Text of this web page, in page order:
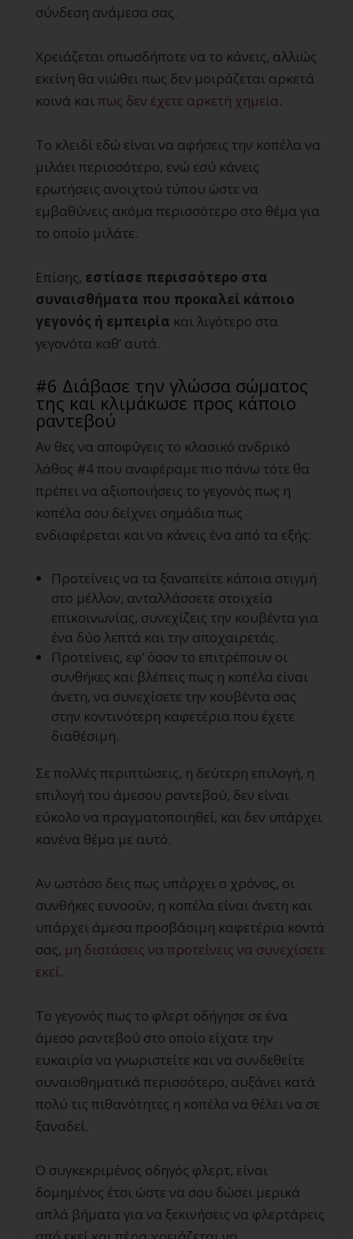
σύνδεση ανάμεσα σας.
Χρειάζεται οπωσδήποτε να το κάνεις, αλλιώς
εκείνη θα νιώθει πως δεν μοιράζεται αρκετά
κοινά καιπως δεν έχετε αρκετή χημεία.
Το κλειδί εδώ είναι να αφήσεις την κοπέλα να
μιλάει περισσότερο, ενώ εσύ κάνεις
ερωτήσεις ανοιχτού τύπου ώστε να
εμβαθύνεις ακόμα περισσότερο στο θέμα για
το οποίο μιλάτε.
Επίσης, εστίασε περισσότερο στα
συναισθήματα που προκαλεί κάποιο
γεγονός ή εμπειρία και λιγότερο στα
γεγονότα καθ’ αυτά.
#6 Διάβασε την γλώσσα σώματος
της και κλιμάκωσε προς κάποιο
ραντεβού
Αν θες να αποφύγεις το κλασικό ανδρικό
λάθος #4 που αναφέραμε πιο πάνω τότε θα
πρέπει να αξιοποιήσεις το γεγονός πως η
κοπέλα σου δείχνει σημάδια πως
ενδιαφέρεται και να κάνεις ένα από τα εξής:
Προτείνεις να τα ξαναπείτε κάποια στιγμή
στο μέλλον, ανταλλάσσετε στοιχεία
επικοινωνίας, συνεχίζεις την κουβέντα για
ένα δύο λεπτά και την αποχαιρετάς.
Προτείνεις, εφ’ όσον το επιτρέπουν οι
συνθήκες και βλέπεις πως η κοπέλα είναι
άνετη, να συνεχίσετε την κουβέντα σας
στην κοντινότερη καφετέρια που έχετε
διαθέσιμη.
Σε πολλές περιπτώσεις, η δεύτερη επιλογή, η
επιλογή του άμεσου ραντεβού, δεν είναι
εύκολο να πραγματοποιηθεί, και δεν υπάρχει
κανένα θέμα με αυτό.
Αν ωστόσο δεις πως υπάρχει ο χρόνος, οι
συνθήκες ευνοούν, η κοπέλα είναι άνετη και
υπάρχει άμεσα προσβάσιμη καφετέρια κοντά
σας, μη διστάσεις να προτείνεις να συνεχίσετε
εκεί.
Το γεγονός πως το φλερτ οδήγησε σε ένα
άμεσο ραντεβού στο οποίο είχατε την
ευκαιρία να γνωριστείτε και να συνδεθείτε
συναισθηματικά περισσότερο, αυξάνει κατά
πολύ τις πιθανότητες η κοπέλα να θέλει να σε
ξαναδεί.
Ο συγκεκριμένος οδηγός φλερτ, είναι
δομημένος έτσι ώστε να σου δώσει μερικά
απλά βήματα για να ξεκινήσεις να φλερτάρεις